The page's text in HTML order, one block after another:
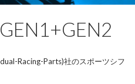
Racing-Parts)社のスポーツシフ